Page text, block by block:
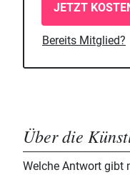
JETZT
Bereits Mitglied?
Über die
Welche Antwort gibt